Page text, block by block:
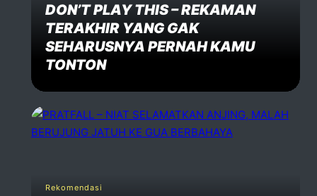
DON’T PLAY THIS – REKAMAN
TERAKHIR YANG GAK
SEHARUSNYA PERNAH KAMU
TONTON
Rekomendasi